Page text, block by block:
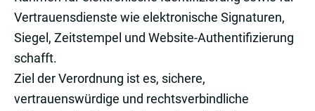
Vertrauensdienste wie elektronische Signaturen,
Siegel, Zeitstempel und Website-Authentifizierung
schafft.
Ziel der Verordnung ist es, sichere,
vertrauenswürdige und rechtsverbindliche